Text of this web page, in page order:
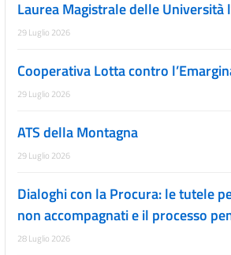
Laurea Magistrale delle Università
29 Luglio 2026
Cooperativa Lotta contro
29 Luglio 2026
ATS della Montagna
29 Luglio 2026
Dialoghi con la Procura: le tutele
non accompagnati e il processo
28 Luglio 2026